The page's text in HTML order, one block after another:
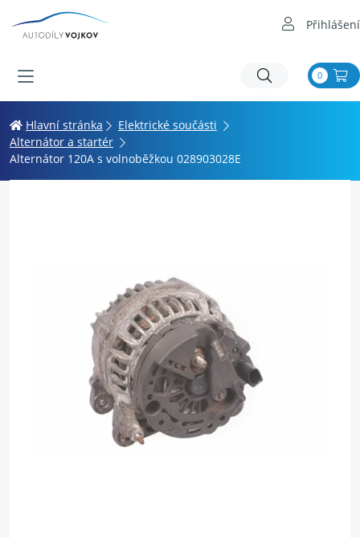
Přihlášení
0
Hlavní stránka
Elektrické součásti
Alternátor a startér
Alternátor 120A s volnoběžkou 028903028E